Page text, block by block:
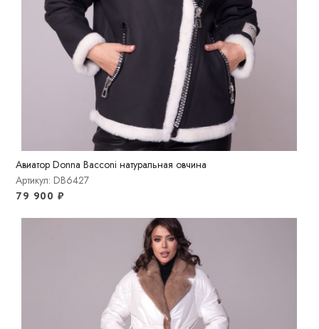
Авиатор Donna Bacconi натуральная овчина
Артикул: DB6427
79 900 ₽